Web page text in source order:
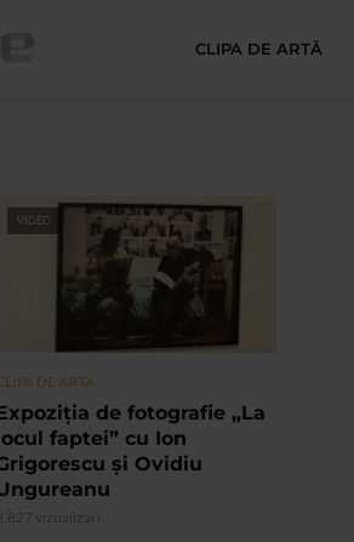
CLIPA DE ARTĂ
VIDEO
DE ARTA
de fotografie „La
faptei” cu Ion
şi Ovidiu
2.827 vizualizari